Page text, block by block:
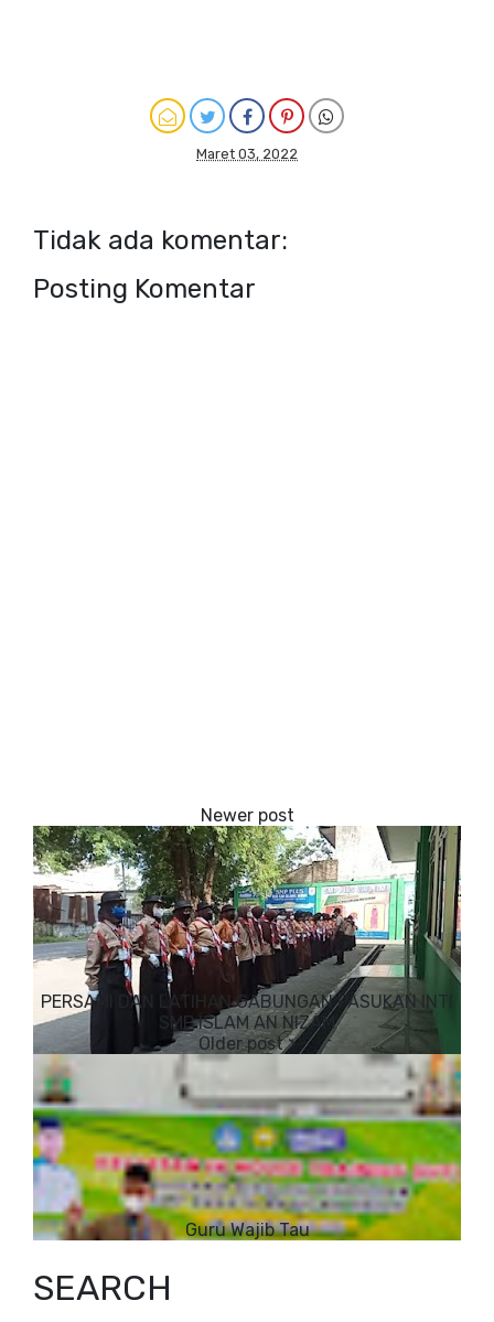
Maret 03, 2022
Tidak ada komentar:
Posting Komentar
PERSAMI DAN LATIHAN GABUNGAN PASUKAN INTI
SMP ISLAM AN NIZAM
Guru Wajib Tau
SEARCH